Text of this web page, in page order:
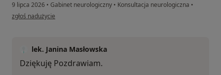
9 lipca 2026 • Gabinet neurologiczny • Konsultacja neurologiczna •
w opinii użytkownika Elżbieta
zgłoś nadużycie
lek. Janina Masłowska
Dziękuję Pozdrawiam.